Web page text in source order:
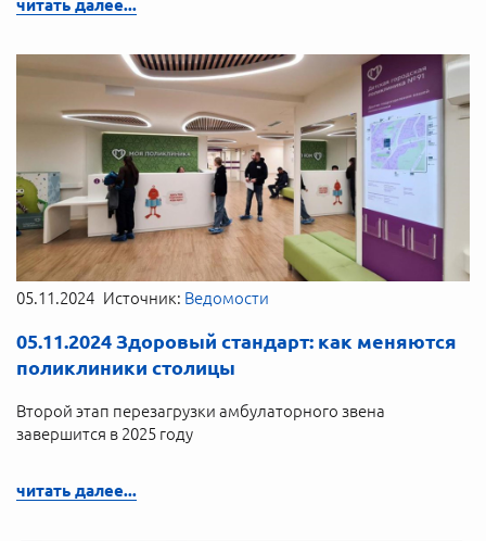
читать далее...
05.11.2024 Источник: Ведомости
05.11.2024 Здоровый стандарт: как меняются
поликлиники столицы
Второй этап перезагрузки амбулаторного звена
завершится в 2025 году
читать далее...